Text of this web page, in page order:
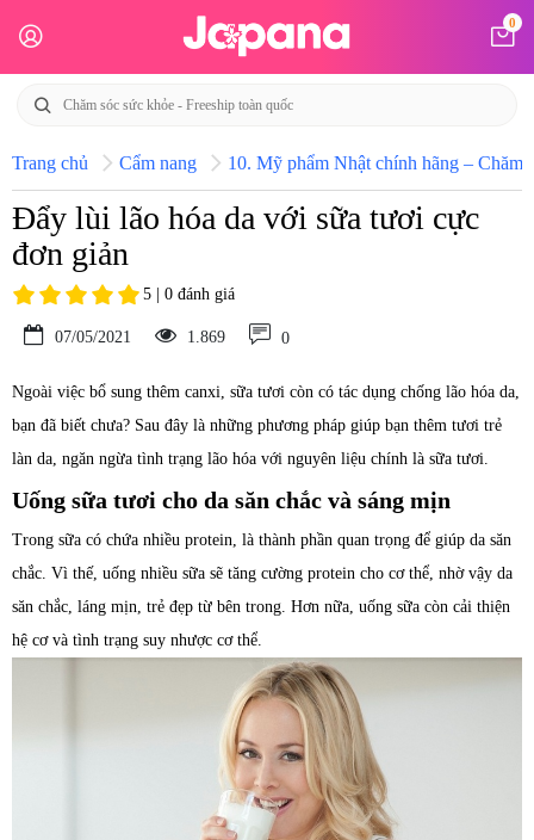
0
Trang chủ Cẩm nang 10. Mỹ phẩm Nhật chính hãng – Chăm
Đẩy lùi lão hóa da với sữa tươi cực
đơn giản
5 | 0 đánh giá
07/05/2021 1.869 0
Ngoài việc bổ sung thêm canxi, sữa tươi còn có tác dụng chống lão hóa da,
bạn đã biết chưa? Sau đây là những phương pháp giúp bạn thêm tươi trẻ
làn da, ngăn ngừa tình trạng lão hóa với nguyên liệu chính là sữa tươi.
Uống sữa tươi cho da săn chắc và sáng mịn
Trong sữa có chứa nhiều protein, là thành phần quan trọng để giúp da săn
chắc. Vì thế, uống nhiều sữa sẽ tăng cường protein cho cơ thể, nhờ vậy da
săn chắc, láng mịn, trẻ đẹp từ bên trong. Hơn nữa, uống sữa còn cải thiện
hệ cơ và tình trạng suy nhược cơ thể.